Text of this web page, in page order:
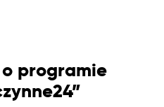
programie